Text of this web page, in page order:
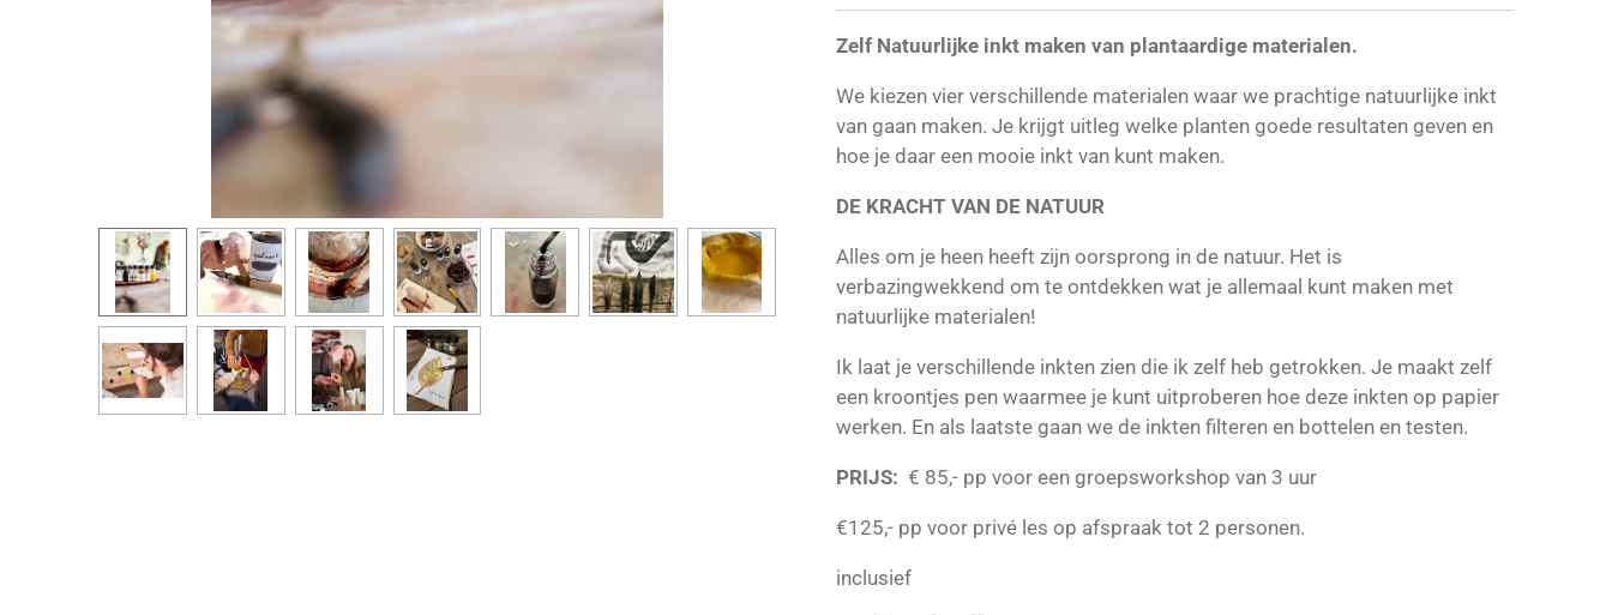
Zelf Natuurlijke inkt maken van plantaardige materialen.
We kiezen vier verschillende materialen waar we prachtige natuurlijke inkt
van gaan maken. Je krijgt uitleg welke planten goede resultaten geven en
hoe je daar een mooie inkt van kunt maken.
DE KRACHT VAN DE NATUUR
Alles om je heen heeft zijn oorsprong in de natuur. Het is
verbazingwekkend om te ontdekken wat je allemaal kunt maken met
natuurlijke materialen!
Ik laat je verschillende inkten zien die ik zelf heb getrokken. Je maakt zelf
een kroontjes pen waarmee je kunt uitproberen hoe deze inkten op papier
werken. En als laatste gaan we de inkten filteren en bottelen en testen.
PRIJS: € 85,- pp voor een groepsworkshop van 3 uur
€125,- pp voor privé les op afspraak tot 2 personen.
inclusief